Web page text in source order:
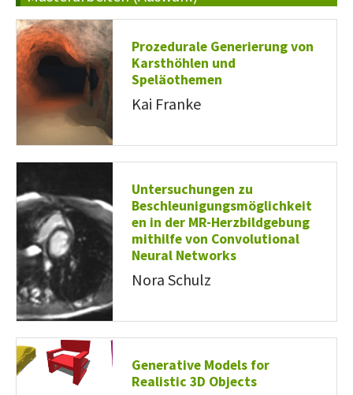
Prozedurale Generierung von
Karsthöhlen und
Speläothemen
Kai Franke
Untersuchungen zu
Beschleunigungsmöglichkeit
en in der MR-Herzbildgebung
mithilfe von Convolutional
Neural Networks
Nora Schulz
Generative Models for
Realistic 3D Objects